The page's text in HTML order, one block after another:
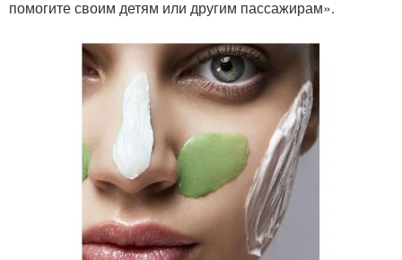
помогите своим детям или другим пассажирам».